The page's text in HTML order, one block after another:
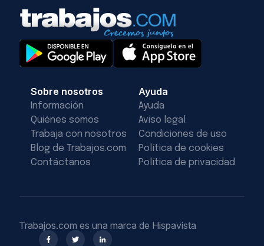
Sobre nosotros
Información
Quiénes somos
Trabaja con nosotros
Blog de Trabajos.com
Contáctanos
Ayuda
Ayuda
Aviso legal
Condiciones de uso
Política de cookies
Política de privacidad
Trabajos.com es una marca de Hispavista